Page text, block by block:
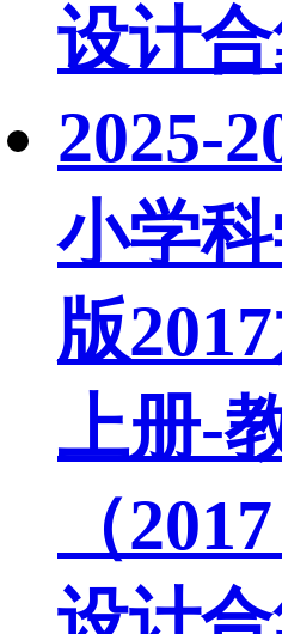
设计
2025-
小学
版
上册-
（